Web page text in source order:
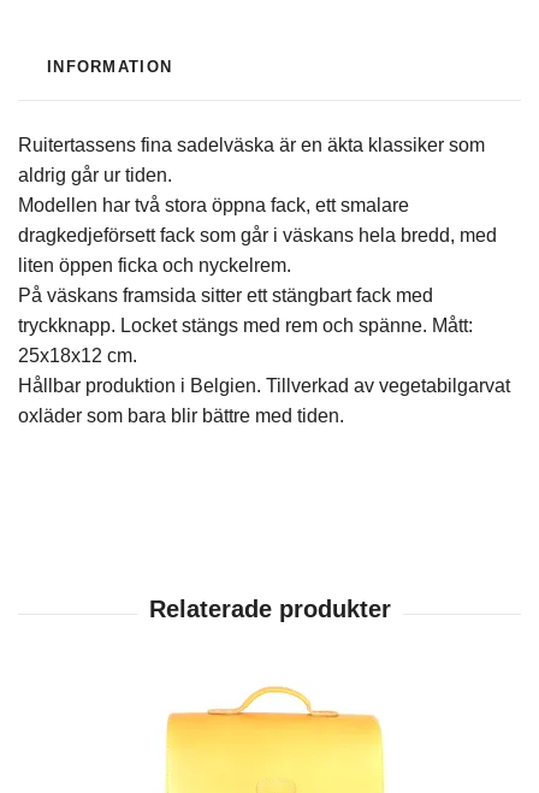
INFORMATION
Ruitertassens fina sadelväska är en äkta klassiker som
aldrig går ur tiden.
Modellen har två stora öppna fack, ett smalare
dragkedjeförsett fack som går i väskans hela bredd, med
liten öppen ficka och nyckelrem.
På väskans framsida sitter ett stängbart fack med
tryckknapp. Locket stängs med rem och spänne. Mått:
25x18x12 cm.
Hållbar produktion i Belgien. Tillverkad av vegetabilgarvat
oxläder som bara blir bättre med tiden.